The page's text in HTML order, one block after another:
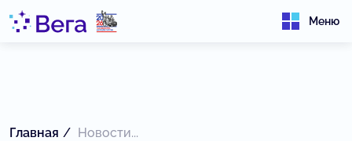
Меню
Главная Новости...